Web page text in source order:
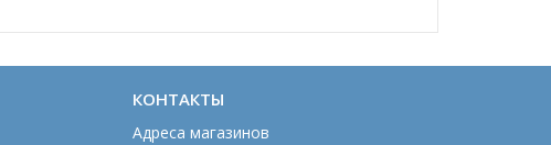
КОНТАКТЫ
Адреса магазинов